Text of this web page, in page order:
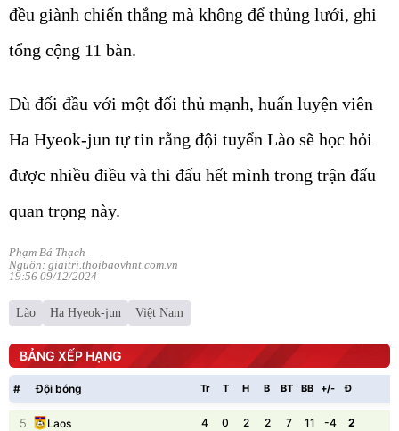
đều giành chiến thắng mà không để thủng lưới, ghi
tổng cộng 11 bàn.
Dù đối đầu với một đối thủ mạnh, huấn luyện viên
Ha Hyeok-jun tự tin rằng đội tuyển Lào sẽ học hỏi
được nhiều điều và thi đấu hết mình trong trận đấu
quan trọng này.
Phạm Bá Thạch
Nguồn: giaitri.thoibaovhnt.com.vn
19:56 09/12/2024
Lào Ha Hyeok-jun Việt Nam
BẢNG XẾP HẠNG
# Đội bóng Tr T H B BT BB +/- Đ
5 Laos 4 0 2 2 7 11 -4 2